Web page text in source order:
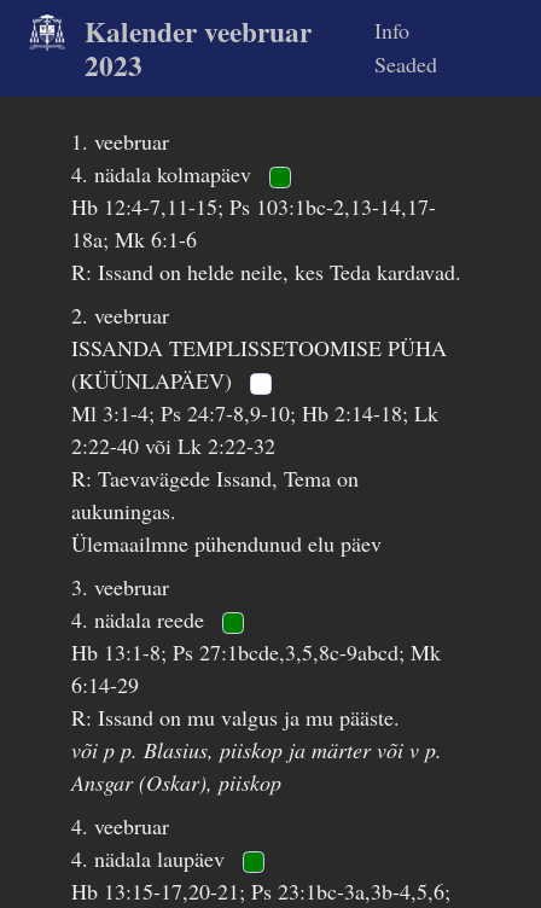
Kalender veebruar
2023
Info
Seaded
1. veebruar
4. nädala kolmapäev
Hb 12:4-7,11-15; Ps 103:1bc-2,13-14,17-
18a; Mk 6:1-6
R: Issand on helde neile, kes Teda kardavad.
2. veebruar
ISSANDA TEMPLISSETOOMISE PÜHA
(KÜÜNLAPÄEV)
Ml 3:1-4; Ps 24:7-8,9-10; Hb 2:14-18; Lk
2:22-40 või Lk 2:22-32
R: Taevavägede Issand, Tema on
aukuningas.
Ülemaailmne pühendunud elu päev
3. veebruar
4. nädala reede
Hb 13:1-8; Ps 27:1bcde,3,5,8c-9abcd; Mk
6:14-29
R: Issand on mu valgus ja mu pääste.
või p p. Blasius, piiskop ja märter või v p.
Ansgar (Oskar), piiskop
4. veebruar
4. nädala laupäev
Hb 13:15-17,20-21; Ps 23:1bc-3a,3b-4,5,6;